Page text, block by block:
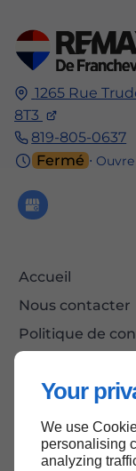
Your
We use
personalising
analyzing
1265 Rue
8T3
819-805-0637
Fermé ⋅
Accueil
Nous contacter
Politique de